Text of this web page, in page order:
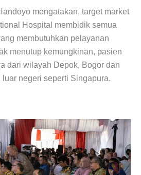
mengatakan, target market
Hospital membidik semua
membutuhkan pelayanan
menutup kemungkinan, pasien
dari wilayah Depok, Bogor dan
negeri seperti Singapura.